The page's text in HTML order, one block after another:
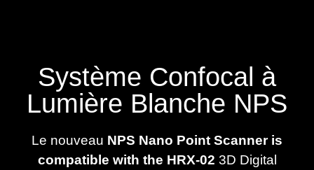
Système Confocal à
Lumière Blanche NPS
Le nouveau NPS Nano Point Scanner is
compatible with the HRX-02 3D Digital